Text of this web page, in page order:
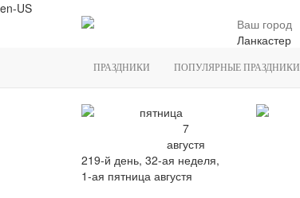
en-US
Ваш город
Ланкастер
ПРАЗДНИКИ ПОПУЛЯРНЫЕ ПРАЗДНИКИ
пятница
7
августя
219-й день, 32-ая неделя,
1-ая пятница августя